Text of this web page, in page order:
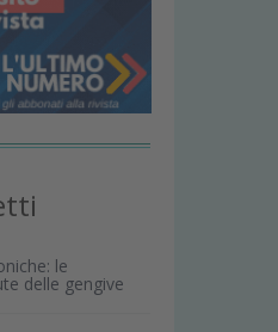
le
delle gengive